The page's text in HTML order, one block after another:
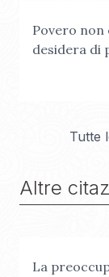
Povero non
desidera di
Tutte
Altre
La